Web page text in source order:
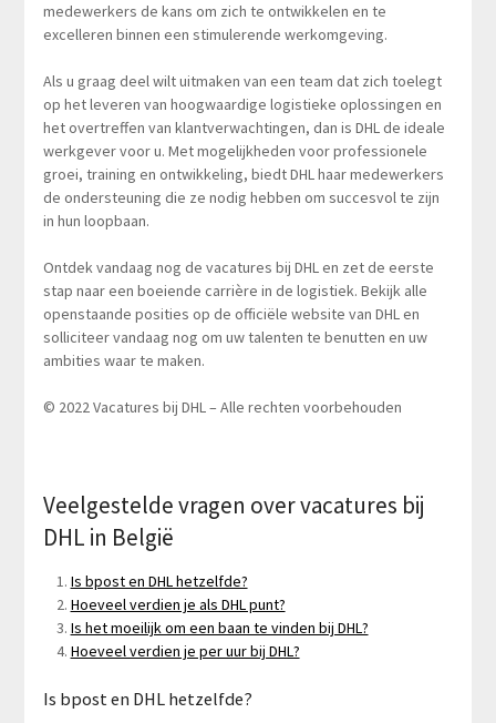
medewerkers de kans om zich te ontwikkelen en te
excelleren binnen een stimulerende werkomgeving.
Als u graag deel wilt uitmaken van een team dat zich toelegt
op het leveren van hoogwaardige logistieke oplossingen en
het overtreffen van klantverwachtingen, dan is DHL de ideale
werkgever voor u. Met mogelijkheden voor professionele
groei, training en ontwikkeling, biedt DHL haar medewerkers
de ondersteuning die ze nodig hebben om succesvol te zijn
in hun loopbaan.
Ontdek vandaag nog de vacatures bij DHL en zet de eerste
stap naar een boeiende carrière in de logistiek. Bekijk alle
openstaande posities op de officiële website van DHL en
solliciteer vandaag nog om uw talenten te benutten en uw
ambities waar te maken.
© 2022 Vacatures bij DHL – Alle rechten voorbehouden
Veelgestelde vragen over vacatures bij
DHL in België
Is bpost en DHL hetzelfde?
Hoeveel verdien je als DHL punt?
Is het moeilijk om een ​​baan te vinden bij DHL?
Hoeveel verdien je per uur bij DHL?
Is bpost en DHL hetzelfde?